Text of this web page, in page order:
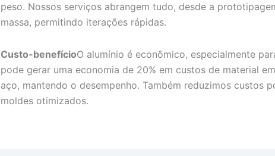
peso. Nossos serviços abrangem tudo, desde a
massa, permitindo iterações rápidas.
Custo-benefícioO alumínio é econômico, especialmente
pode gerar uma economia de 20% em custos de material
aço, mantendo o desempenho. Também reduzimos custos
moldes otimizados.